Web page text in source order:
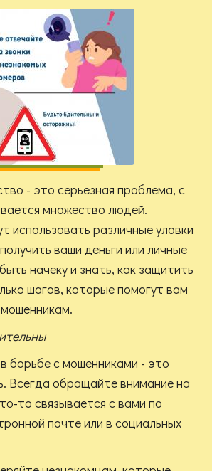
- это серьезная проблема, с
множество людей.
использовать различные уловки
ваши деньги или личные
начеку и знать, как защитить
шагов, которые помогут вам
борьбе с мошенниками - это
Всегда обращайте внимание на
то связывается с вами по
почте или в социальных